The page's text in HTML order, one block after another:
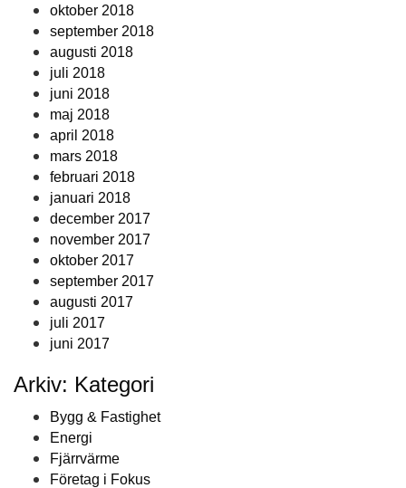
oktober 2018
september 2018
augusti 2018
juli 2018
juni 2018
maj 2018
april 2018
mars 2018
februari 2018
januari 2018
december 2017
november 2017
oktober 2017
september 2017
augusti 2017
juli 2017
juni 2017
Arkiv: Kategori
Bygg & Fastighet
Energi
Fjärrvärme
Företag i Fokus